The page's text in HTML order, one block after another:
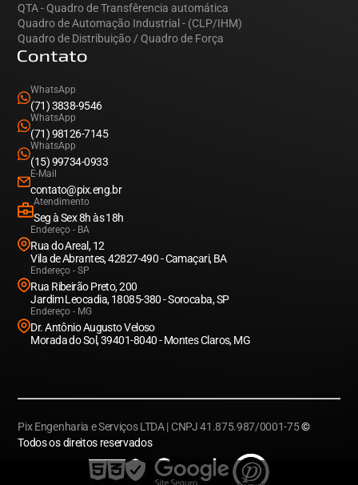
QTA - Quadro de Transfêrencia automática
Quadro de Automação Industrial - (CLP/IHM)
Quadro de Distribuição / Quadro de Força
Contato
WhatsApp
(71) 3838-9546
WhatsApp
(71) 98126-7145
WhatsApp
(15) 99734-0933
E-Mail
contato@pix.eng.br
Atendimento
Seg à Sex 8h às 18h
Endereço - BA
Rua do Areal, 12
Vila de Abrantes, 42827-490 - Camaçari, BA
Endereço - SP
Rua Ribeirão Preto, 200
Jardim Leocadia, 18085-380 - Sorocaba, SP
Endereço - MG
Dr. Antônio Augusto Veloso
Morada do Sol, 39401-8040 - Montes Claros, MG
Pix Engenharia e Serviços LTDA | CNPJ 41.875.987/0001-75©
Todos os direitos reservados